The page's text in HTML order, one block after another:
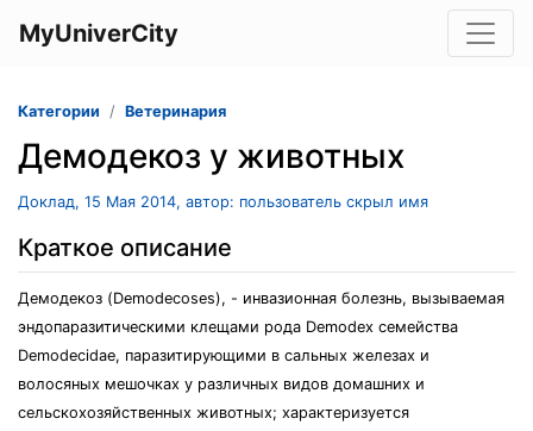
MyUniverCity
Категории Ветеринария
Демодекоз у животных
Доклад, 15 Мая 2014, автор: пользователь скрыл имя
Краткое описание
Демодекоз (Demodecoses), - инвазионная болезнь, вызываемая
эндопаразитическими клещами рода Demodex семейства
Demodecidae, паразитирующими в сальных железах и
волосяных мешочках у различных видов домашних и
сельскохозяйственных животных; характеризуется